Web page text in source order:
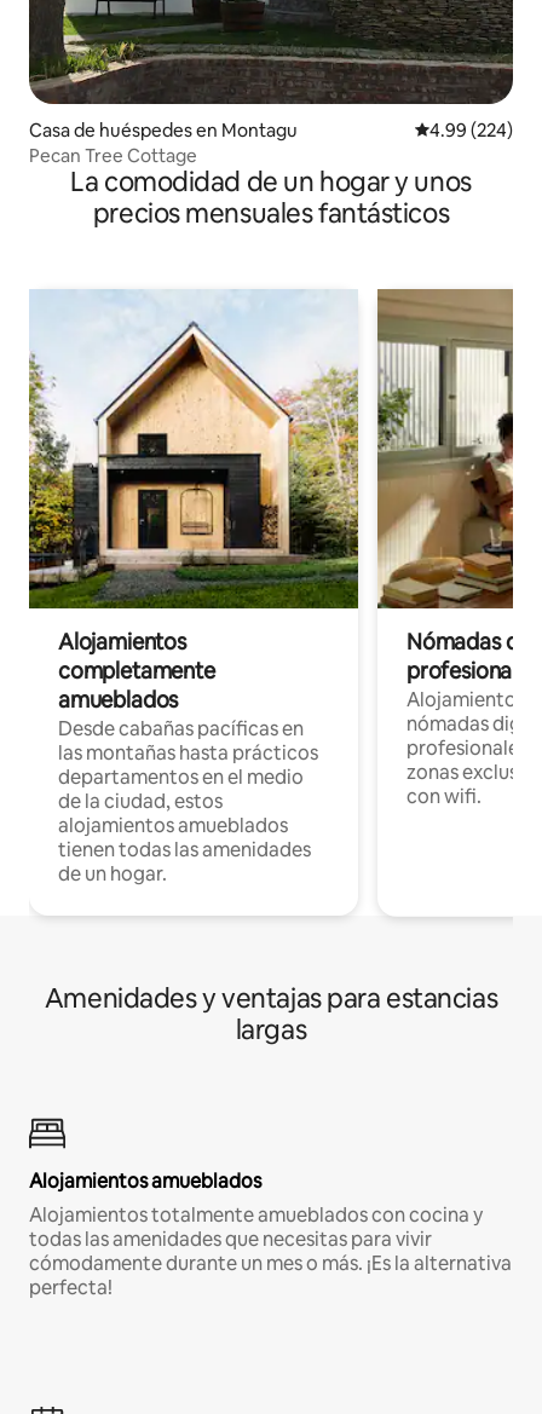
Casa de huéspedes en Montagu Calificación
4.99 (224)
Pecan Tree Cottage
La comodidad de un hogar y unos
precios mensuales fantásticos
Alojamientos
completamente
amueblados
Desde cabañas pacíficas en
las montañas hasta prácticos
departamentos en el medio
de la ciudad, estos
alojamientos amueblados
tienen todas las amenidades
de un hogar.
Nómadas
Alojamientos
nómadas
profesionales
zonas
con wifi.
Amenidades y ventajas para estancias
largas
Alojamientos amueblados
Alojamientos totalmente amueblados con cocina y
todas las amenidades que necesitas para vivir
cómodamente durante un mes o más. ¡Es la alternativa
perfecta!